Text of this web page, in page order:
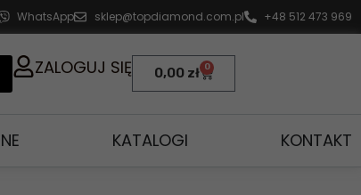
WhatsApp sklep@topdiamond.com.pl +48 512 473 969
ZALOGUJ SIĘ 0,00 zł 0
KATALOGI KONTAKT